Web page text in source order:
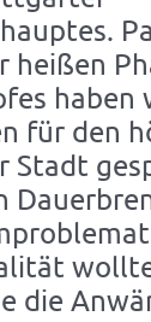
heißen
haben
für den
Stadt
die